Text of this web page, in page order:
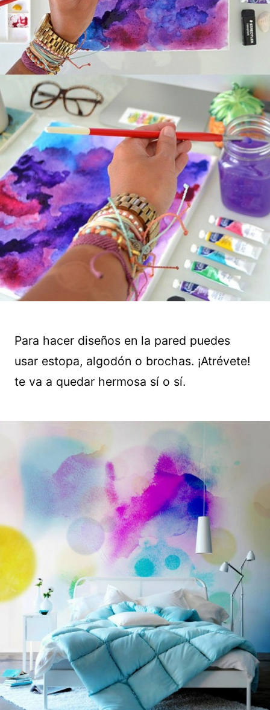
Para hacer diseños en la pared puedes
usar estopa, algodón o brochas. ¡Atrévete!
te va a quedar hermosa sí o sí.